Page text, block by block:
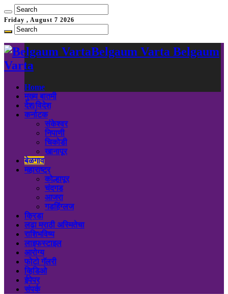
Friday , August 7 2026
Belgaum Varta Belgaum
Varta
Home
मुख्य बातमी
देश/विदेश
कर्नाटक
संकेश्वर
निपाणी
चिकोडी
खानापूर
बेळगाव
महाराष्ट्र
कोल्हापूर
चंदगड
आजरा
गडहिंग्लज
क्रिडा
लढा मराठी अस्मितेचा
राशिभविष्य
लाइफस्टाइल
आरोग्य
फोटो गॅलरी
व्हिडिओ
ईपेपर
संपर्क